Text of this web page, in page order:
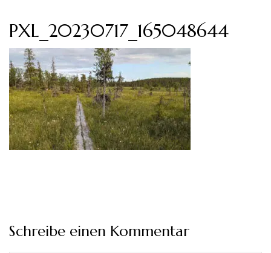
PXL_20230717_165048644
Schreibe einen Kommentar